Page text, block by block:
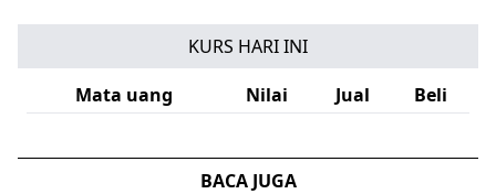
KURS HARI INI
Mata uang
Nilai Jual Beli
BACA JUGA